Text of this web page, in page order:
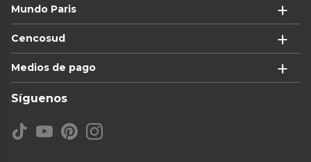
Mundo Paris
Cencosud
Medios de pago
Síguenos